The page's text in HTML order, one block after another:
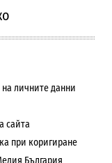
личните данни
сайта
при коригиране
България